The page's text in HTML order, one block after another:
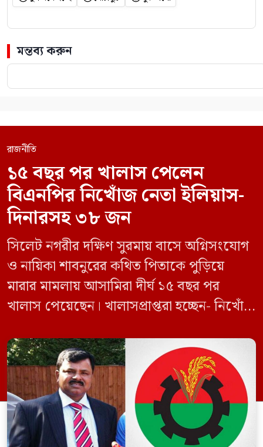
মন্তব্য করুন
রাজনীতি
১৫ বছর পর খালাস পেলেন
বিএনপির নিখোঁজ নেতা ইলিয়াস-
দিনারসহ ৩৮ জন
সিলেট নগরীর দক্ষিণ সুরমায় বাসে অগ্নিসংযোগ
ও নায়িকা শাবনুরের কথিত পিতাকে পুড়িয়ে
মারার মামলায় আসামিরা দীর্ঘ ১৫ বছর পর
খালাস পেয়েছেন। খালাসপ্রাপ্তরা হচ্ছেন- নিখোঁজ
ইফতেখার আহমদ দিনারসহ ৩৮ জন নেতাকর্মী।
মঙ্গলবার দুপুরে মামলার দীর্ঘ শুনানি ও সাক্ষ্য-
প্রমাণ জেরা শেষে আসামিরা নির্দোষ প্রমাণিত
হওয়ায় খালাস দেন বিচারক। মানবপাচার […]